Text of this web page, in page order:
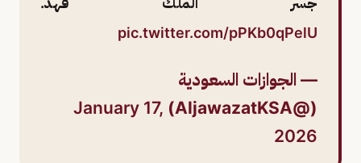
pic.twitter.com/pPKb0qPelU
— الجوازات السعودية
(@AljawazatKSA)
January 17,
2026